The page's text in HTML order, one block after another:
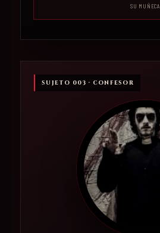
SU MUÑECA
SUJETO 003 · CONFESOR